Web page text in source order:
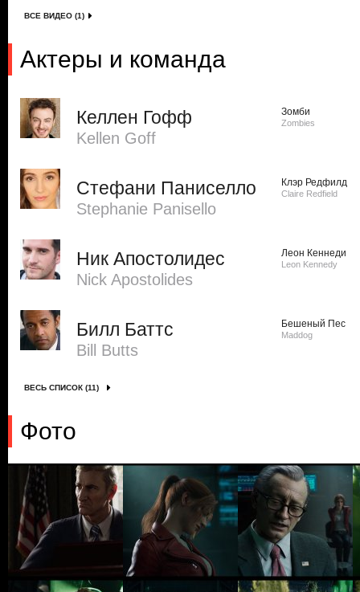
ВСЕ ВИДЕО (1)
Актеры и команда
Келлен Гофф
Kellen Goff
Зомби
Zombies
Стефани Паниселло
Stephanie Panisello
Клэр Редфилд
Claire Redfield
Ник Апостолидес
Nick Apostolides
Леон Кеннеди
Leon Kennedy
Билл Баттс
Bill Butts
Бешеный Пес
Maddog
ВЕСЬ СПИСОК (11)
Фото